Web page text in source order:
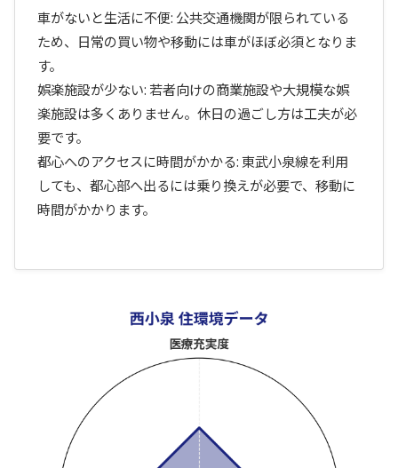
車がないと生活に不便: 公共交通機関が限られている
ため、日常の買い物や移動には車がほぼ必須となりま
す。
娯楽施設が少ない: 若者向けの商業施設や大規模な娯
楽施設は多くありません。休日の過ごし方は工夫が必
要です。
都心へのアクセスに時間がかかる: 東武小泉線を利用
しても、都心部へ出るには乗り換えが必要で、移動に
時間がかかります。